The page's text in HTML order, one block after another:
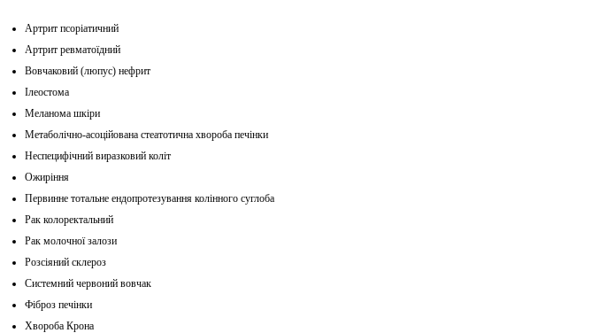
Артрит псоріатичний
Артрит ревматоїдний
Вовчаковий (люпус) нефрит
Ілеостома
Меланома шкіри
Метаболічно-асоційована стеатотична хвороба печінки
Неспецифічний виразковий коліт
Ожиріння
Первинне тотальне ендопротезування колінного суглоба
Рак колоректальний
Рак молочної залози
Розсіяний склероз
Системний червоний вовчак
Фіброз печінки
Хвороба Крона